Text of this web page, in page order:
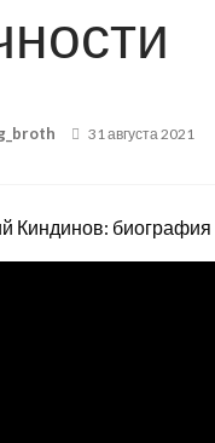
Posted
31 августа 2021